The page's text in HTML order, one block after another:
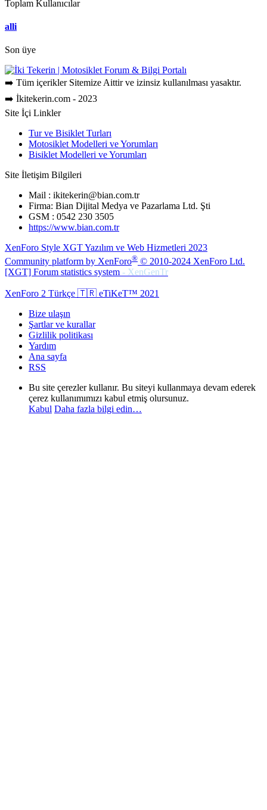
Toplam Kullanıcılar
alli
Son üye
➡️ Tüm içerikler Sitemize Aittir ve izinsiz kullanılması yasaktır.
➡️ İkitekerin.com - 2023
Site İçi Linkler
Tur ve Bisiklet Turları
Motosiklet Modelleri ve Yorumları
Bisiklet Modelleri ve Yorumları
Site İletişim Bilgileri
Mail : ikitekerin@bian.com.tr
Firma: Bian Dijital Medya ve Pazarlama Ltd. Şti
GSM : 0542 230 3505
https://www.bian.com.tr
XenForo Style XGT Yazılım ve Web Hizmetleri 2023
Community platform by XenForo® © 2010-2024 XenForo Ltd.
[XGT] Forum statistics system - XenGenTr
XenForo 2 Türkçe 🇹🇷 eTiKeT™ 2021
Bize ulaşın
Şartlar ve kurallar
Gizlilik politikası
Yardım
Ana sayfa
RSS
Bu site çerezler kullanır. Bu siteyi kullanmaya devam ederek
çerez kullanımımızı kabul etmiş olursunuz.
Kabul Daha fazla bilgi edin…